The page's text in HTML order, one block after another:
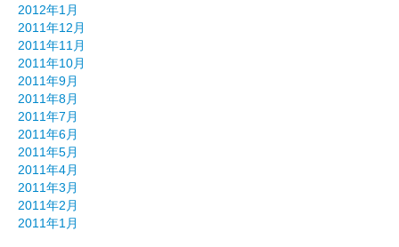
2012年1月
2011年12月
2011年11月
2011年10月
2011年9月
2011年8月
2011年7月
2011年6月
2011年5月
2011年4月
2011年3月
2011年2月
2011年1月